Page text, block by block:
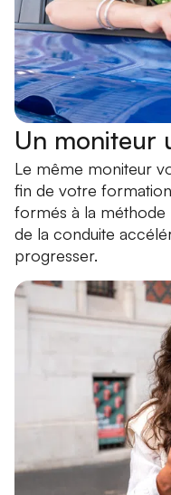
Un moniteur
Le même moniteur
fin de votre
formés à la méthode
de la conduite
progresser.